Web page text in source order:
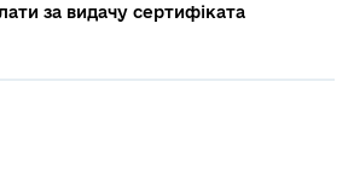
за видачу сертифіката